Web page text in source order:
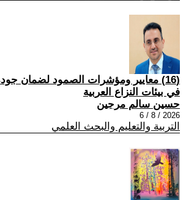
(16) معايير ومؤشرات الصمود لضمان
في بيئات النزاع العربية
حسين سالم مرجين
2026 / 8 / 6
التربية والتعليم والبحث العلمي